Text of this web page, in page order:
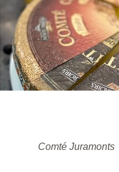
Comté Juramonts